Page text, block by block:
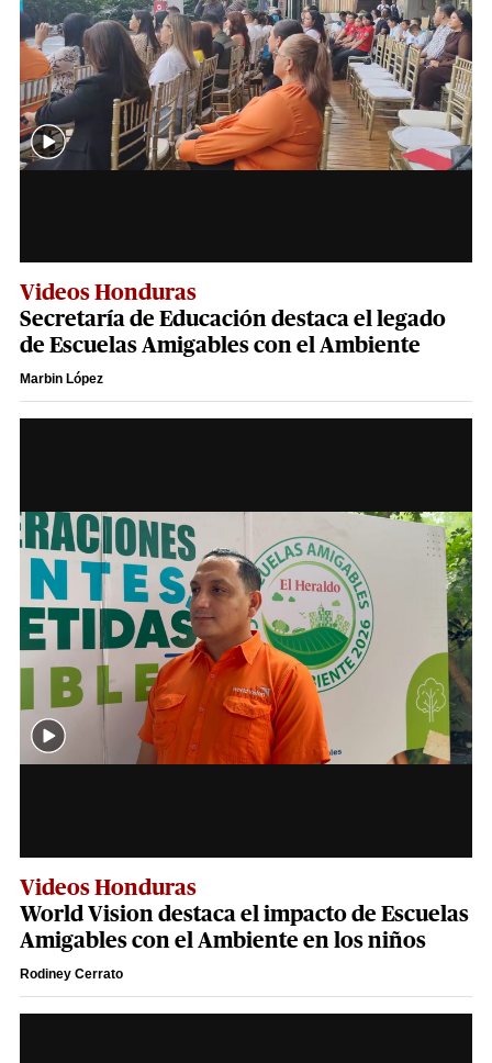
Videos Honduras
Secretaría de Educación destaca el legado
de Escuelas Amigables con el Ambiente
Marbin López
Videos Honduras
World Vision destaca el impacto de Escuelas
Amigables con el Ambiente en los niños
Rodiney Cerrato